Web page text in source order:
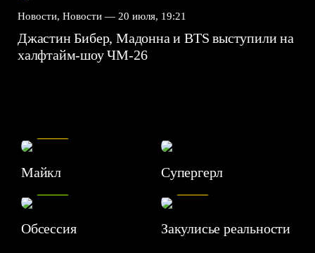
Новости, Новости — 20 июля, 19:21
Джастин Бибер, Мадонна и BTS выступили на
халфтайм-шоу ЧМ-26
Майкл Супергерл
8.2
Обсессия
7.1
Закулисье реальности